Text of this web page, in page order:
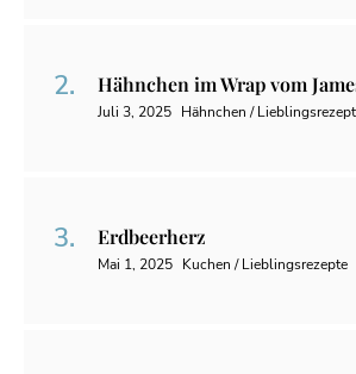
Hähnchen im Wrap vom
Juli 3, 2025 Hähnchen /
Erdbeerherz
Mai 1, 2025 Kuchen / Lieblingsrezepte